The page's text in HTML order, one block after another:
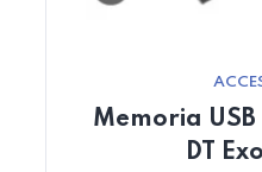
Memoria
DT